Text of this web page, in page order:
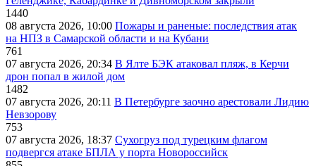
1440
08 августа 2026, 10:00 Пожары и раненые: последствия атак
на НПЗ в Самарской области и на Кубани
761
07 августа 2026, 20:34 В Ялте БЭК атаковал пляж, в Керчи
дрон попал в жилой дом
1482
07 августа 2026, 20:11 В Петербурге заочно арестовали Лидию
Невзорову
753
07 августа 2026, 18:37 Сухогруз под турецким флагом
подвергся атаке БПЛА у порта Новороссийск